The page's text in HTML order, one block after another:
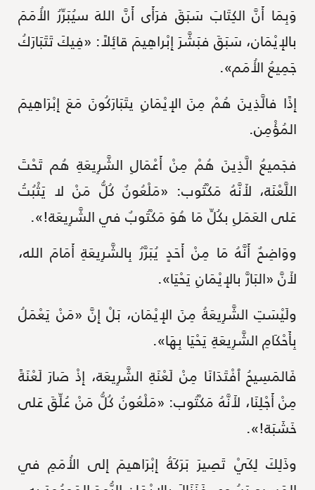
وَبِمَا أَنَّ الكِتَابَ سَبَقَ فرَأَى أَنَّ اللهَ سيُبَرِّرُ الأُمَمَ
بالإِيْمَان، سَبَقَ فبَشَّرَ إِبْراهِيمَ قائِلاً: «فِيكَ تَتَبَارَكُ
جَمِيعُ الأُمَم».
إِذًا فالَّذِينَ هُمْ مِنَ الإِيْمَانِ يتَبَارَكُونَ مَعَ إِبْرَاهِيمَ
المُؤْمِن.
فجَميعُ الَّذِينَ هُمْ مِنْ أَعْمَالِ الشَّرِيعَةِ هُم تَحْتَ
اللَّعْنَة، لأَنَّهُ مَكْتُوب: «مَلْعُونٌ كُلُّ مَنْ لا يَثْبُتُ
عَلى العَمَلِ بكُلِّ مَا هُوَ مَكْتُوبٌ في الشَّرِيعَة!».
ووَاضِحٌ أَنَّهُ مَا مِنْ أَحَدٍ يُبَرَّرُ بِالشَّرِيعَةِ أَمَامَ الله،
لأَنَّ «البَارَّ بالإِيْمَانِ يَحْيَا».
ولَيْسَتِ الشَّرِيعَةُ مِنَ الإِيْمَان، بَلْ إِنَّ «مَنْ يَعْمَلُ
بِأَحْكَامِ الشَّرِيعَةِ يَحْيَا بِهَا».
فَالمَسِيحُ ٱفْتَدَانَا مِنْ لَعْنَةِ الشَّرِيعَة، إِذْ صَارَ لَعْنَةً
مِنْ أَجْلِنَا، لأَنَّهُ مَكْتُوب: «مَلْعُونٌ كُلُّ مَنْ عُلِّقَ عَلى
خَشَبَة!».
وذَلِكَ لِكَيْ تَصِيرَ بَرَكَةُ إِبْرَاهيمَ إِلى الأُمَمِ في